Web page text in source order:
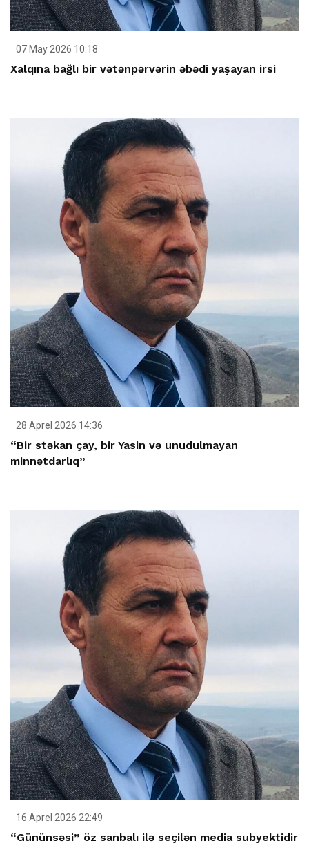
07 May 2026 10:18
Xalqına bağlı bir vətənpərvərin əbədi yaşayan irsi
28 Aprel 2026 14:36
“Bir stəkan çay, bir Yasin və unudulmayan
minnətdarlıq”
16 Aprel 2026 22:49
“Gününsəsi” öz sanbalı ilə seçilən media subyektidir